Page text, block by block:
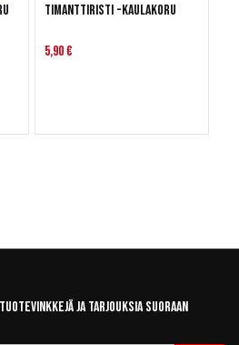
Timanttiristi -kaulakoru
5,90 €
ja tarjouksia suoraan